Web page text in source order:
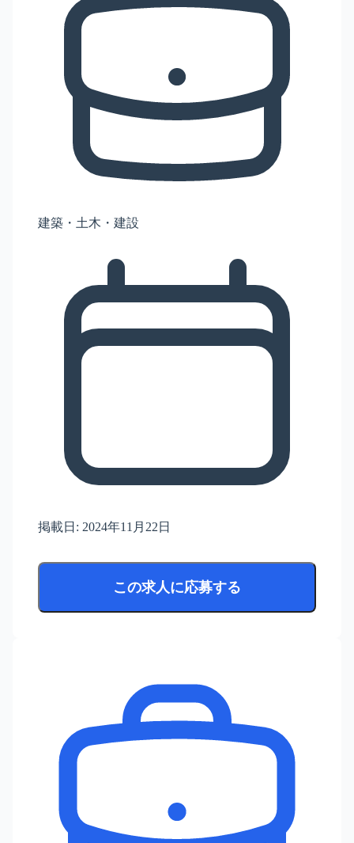
建築・土木・建設
掲載日: 2024年11月22日
この求人に応募する